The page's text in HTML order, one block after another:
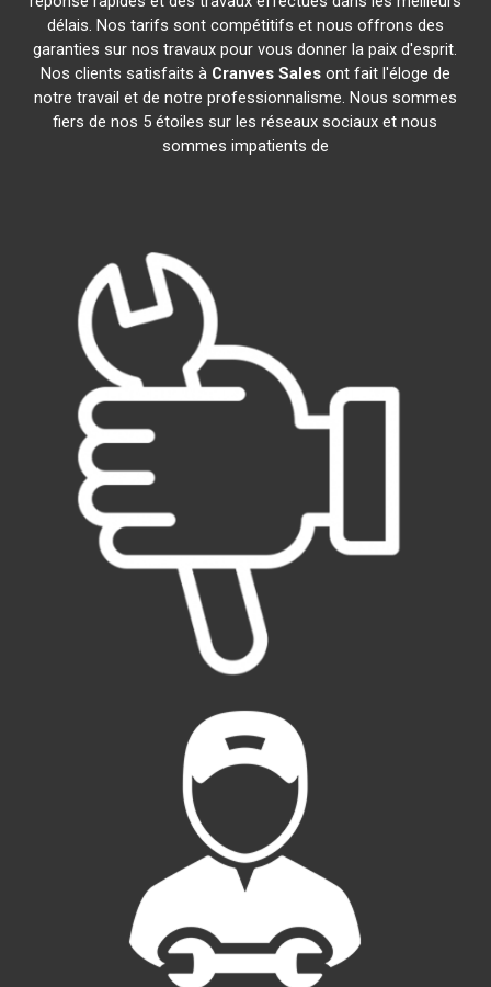
délais. Nos tarifs sont compétitifs et nous offrons des
garanties sur nos travaux pour vous donner la paix d'esprit.
Nos clients satisfaits à Cranves Salesont fait l'éloge de
notre travail et de notre professionnalisme. Nous sommes
fiers de nos 5 étoiles sur les réseaux sociaux et nous
sommes impatients de